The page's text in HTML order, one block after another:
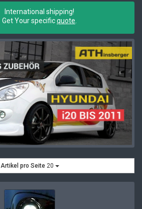
International shipping!
Get Your specificquote
Artikel pro Seite 20